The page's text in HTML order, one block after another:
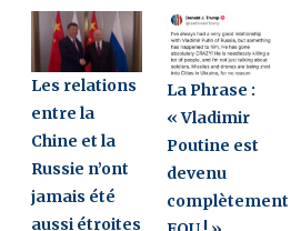
Les relations
entre la
Chine et la
Russie n’ont
jamais été
aussi étroites
La Phrase :
« Vladimir
Poutine est
devenu
complètement